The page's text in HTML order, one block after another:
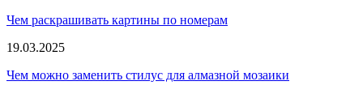
Чем раскрашивать картины по номерам
19.03.2025
Чем можно заменить стилус для алмазной мозаики